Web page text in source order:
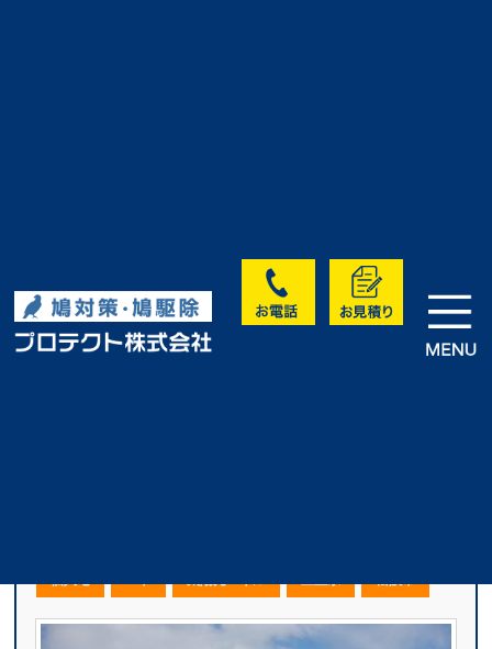
HOME >実績・お客様の声>未分類
太陽光パネル下の鳩糞害対策｜
三重県松阪市